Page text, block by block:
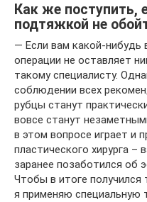
Как же поступить,
подтяжкой не
— Если вам какой-нибудь
операции не оставляет
такому специалисту.
соблюдении всех
рубцы станут
вовсе станут
в этом вопросе играет и
пластического хирурга
заранее позаботился об
Чтобы в итоге
я применяю специальную